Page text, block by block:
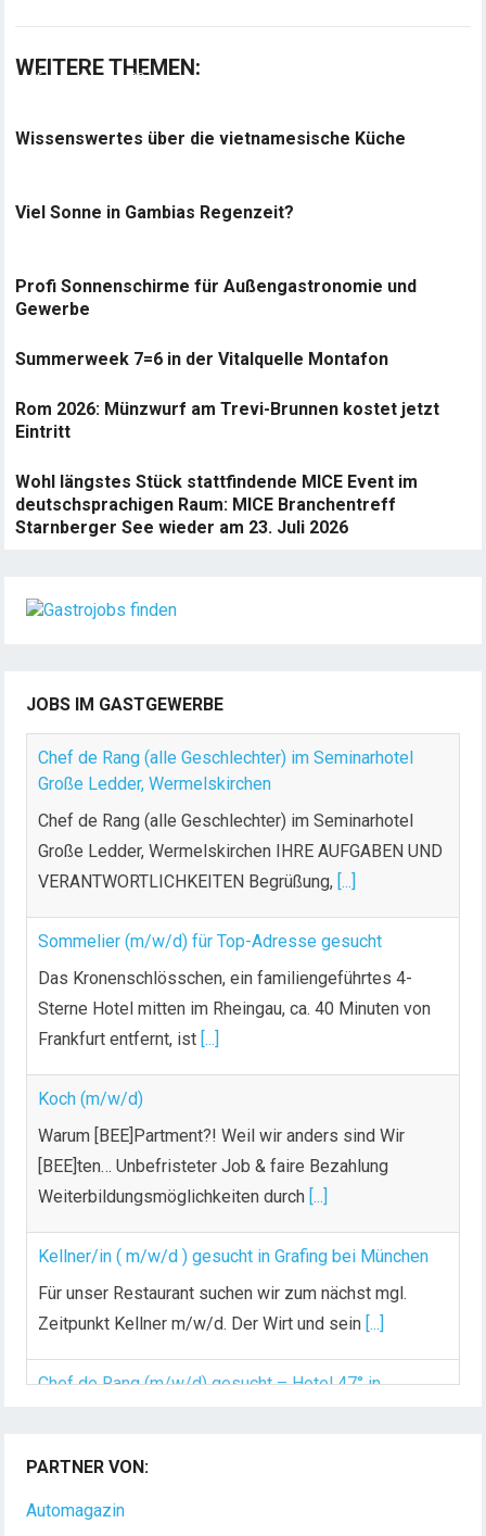
WEITERE THEMEN:
Wissenswertes über die vietnamesische Küche
Viel Sonne in Gambias Regenzeit?
Profi Sonnenschirme für Außengastronomie und
Gewerbe
Summerweek 7=6 in der Vitalquelle Montafon
Rom 2026: Münzwurf am Trevi-Brunnen kostet jetzt
Eintritt
Wohl längstes Stück stattfindende MICE Event im
deutschsprachigen Raum: MICE Branchentreff
Starnberger See wieder am 23. Juli 2026
JOBS IM GASTGEWERBE
Chef de Rang (alle Geschlechter) im Seminarhotel
Große Ledder, Wermelskirchen
Chef de Rang (alle Geschlechter) im Seminarhotel
Große Ledder, Wermelskirchen IHRE AUFGABEN UND
VERANTWORTLICHKEITEN Begrüßung, [...]
Sommelier (m/w/d) für Top-Adresse gesucht
Das Kronenschlösschen, ein familiengeführtes 4-
Sterne Hotel mitten im Rheingau, ca. 40 Minuten von
Frankfurt entfernt, ist [...]
Koch (m/w/d)
Warum [BEE]Partment?! Weil wir anders sind Wir
[BEE]ten… Unbefristeter Job & faire Bezahlung
Weiterbildungsmöglichkeiten durch [...]
Kellner/in ( m/w/d ) gesucht in Grafing bei München
Für unser Restaurant suchen wir zum nächst mgl.
Zeitpunkt Kellner m/w/d. Der Wirt und sein [...]
Chef de Rang (m/w/d) gesucht – Hotel 47° in
(m/w/d) Du bist Gastgeber aus Leidenschaft und
liebst[...]